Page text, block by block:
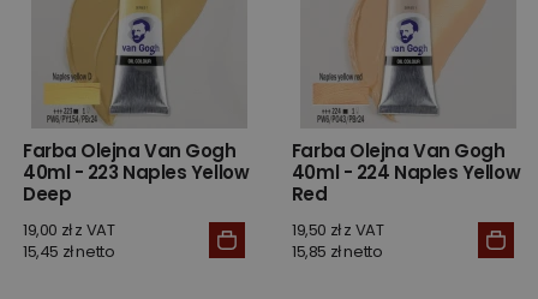
Farba Olejna Van Gogh
40ml - 223 Naples Yellow
Deep
19,00 zł z VAT
15,45 zł netto
Farba Olejna Van Gogh
40ml - 224 Naples Yellow
Red
19,50 zł z VAT
15,85 zł netto